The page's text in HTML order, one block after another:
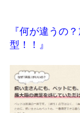
『何が違うの
型！！』